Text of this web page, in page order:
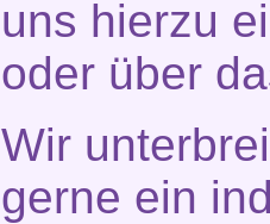
uns hierzu
oder über
Wir
gerne ein